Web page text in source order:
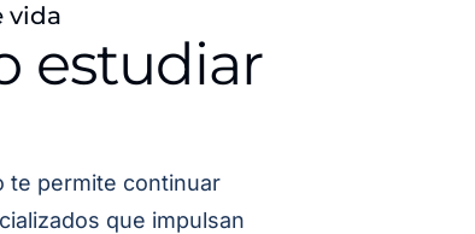
vida
estudiar
te permite continuar
que impulsan